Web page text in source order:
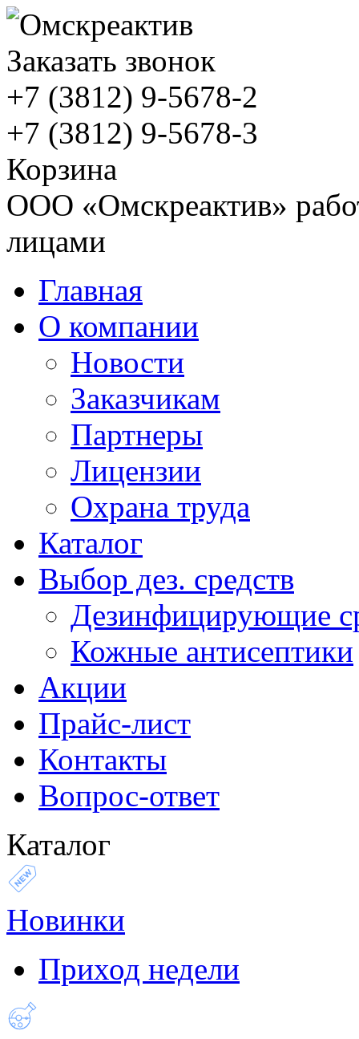
Заказать звонок
+7 (3812) 9-5678-2
+7 (3812) 9-5678-3
Корзина
ООО «Омскреактив»
лицами
Главная
О компании
Новости
Заказчикам
Партнеры
Лицензии
Охрана труда
Каталог
Выбор дез. средств
Дезинфицирующие
Кожные антисептики
Акции
Прайс-лист
Контакты
Вопрос-ответ
Каталог
Новинки
Приход недели